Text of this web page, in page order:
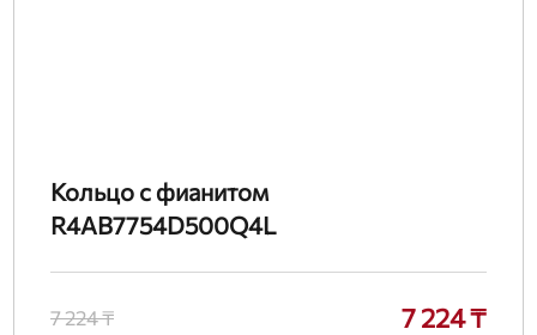
Кольцо с фианитом
R4AB7754D500Q4L
7 224 ₸ 7 224 ₸